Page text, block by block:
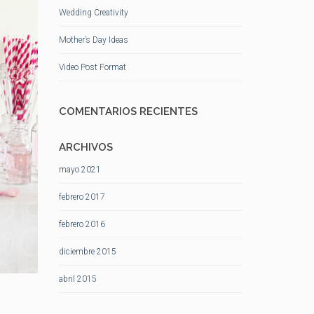
Wedding Creativity
Mother’s Day Ideas
Video Post Format
COMENTARIOS RECIENTES
ARCHIVOS
mayo 2021
febrero 2017
febrero 2016
diciembre 2015
abril 2015